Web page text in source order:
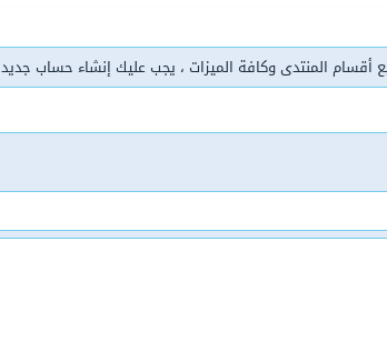
المنتدى وكافة الميزات ، يجب عليك إنشاء حساب جديد